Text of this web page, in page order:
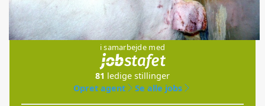
Jobs
i samarbejde med
81 ledige stillinger
Opret agent
Se alle jobs